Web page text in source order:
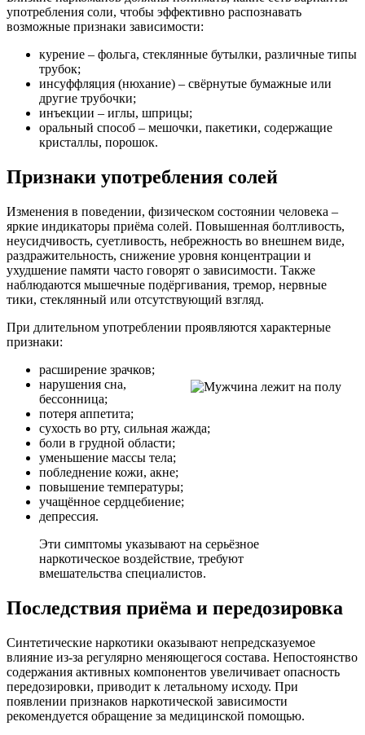
употребления соли, чтобы эффективно распознавать
возможные признаки зависимости:
курение – фольга, стеклянные бутылки, различные типы
трубок;
инсуффляция (нюхание) – свёрнутые бумажные или
другие трубочки;
инъекции – иглы, шприцы;
оральный способ – мешочки, пакетики, содержащие
кристаллы, порошок.
Признаки употребления солей
Изменения в поведении, физическом состоянии человека –
яркие индикаторы приёма солей. Повышенная болтливость,
неусидчивость, суетливость, небрежность во внешнем виде,
раздражительность, снижение уровня концентрации и
ухудшение памяти часто говорят о зависимости. Также
наблюдаются мышечные подёргивания, тремор, нервные
тики, стеклянный или отсутствующий взгляд.
При длительном употреблении проявляются характерные
признаки:
расширение зрачков;
нарушения сна,
бессонница;
потеря аппетита;
сухость во рту, сильная жажда;
боли в грудной области;
уменьшение массы тела;
побледнение кожи, акне;
повышение температуры;
учащённое сердцебиение;
депрессия.
Эти симптомы указывают на серьёзное
наркотическое воздействие, требуют
вмешательства специалистов.
Последствия приёма и передозировка
Синтетические наркотики оказывают непредсказуемое
влияние из-за регулярно меняющегося состава. Непостоянство
содержания активных компонентов увеличивает опасность
передозировки, приводит к летальному исходу. При
появлении признаков наркотической зависимости
рекомендуется обращение за медицинской помощью.